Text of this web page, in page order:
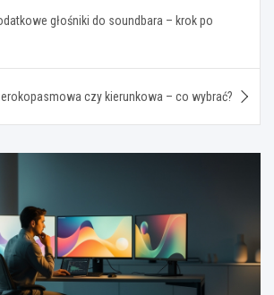
głośniki do soundbara – krok po
czy kierunkowa – co wybrać?